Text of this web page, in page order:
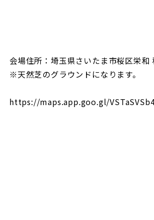
会場住所：埼玉県さいたま市桜区栄
※天然芝のグラウンドになります。
https://maps.app.goo.gl/